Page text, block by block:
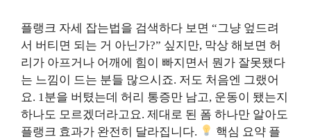
플랭크 자세 잡는법을 검색하다 보면 “그냥 엎드려
서 버티면 되는 거 아닌가?” 싶지만, 막상 해보면 허
리가 아프거나 어깨에 힘이 빠지면서 뭔가 잘못됐다
는 느낌이 드는 분들 많으시죠. 저도 처음엔 그랬어
요. 1분을 버텼는데 허리 통증만 남고, 운동이 됐는지
하나도 모르겠더라고요. 제대로 된 폼 하나만 알아도
플랭크 효과가 완전히 달라집니다.
핵심 요약 플